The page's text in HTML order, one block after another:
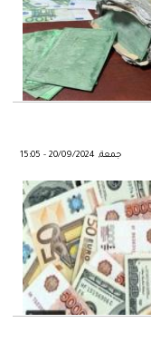
جمعة, 20/09/2024 - 15:05